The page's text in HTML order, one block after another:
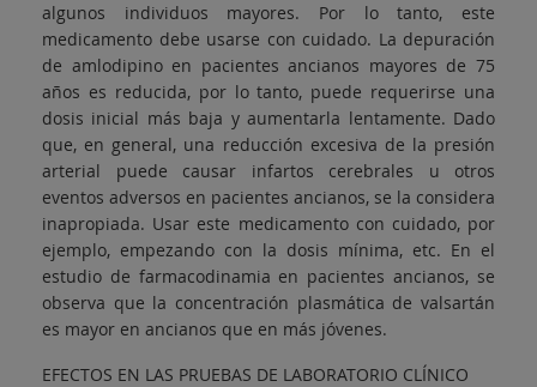
algunos individuos mayores. Por lo tanto, este
medicamento debe usarse con cuidado. La depuración
de amlodipino en pacientes ancianos mayores de 75
años es reducida, por lo tanto, puede requerirse una
dosis inicial más baja y aumentarla lentamente. Dado
que, en general, una reducción excesiva de la presión
arterial puede causar infartos cerebrales u otros
eventos adversos en pacientes ancianos, se la considera
inapropiada. Usar este medicamento con cuidado, por
ejemplo, empezando con la dosis mínima, etc. En el
estudio de farmacodinamia en pacientes ancianos, se
observa que la concentración plasmática de valsartán
es mayor en ancianos que en más jóvenes.
EFECTOS EN LAS PRUEBAS DE LABORATORIO CLÍNICO